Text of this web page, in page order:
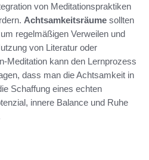
von Meditationspraktiken
Achtsamkeitsräume sollten
regelmäßigen Verweilen und
von Literatur oder
Meditation kann den Lernprozess
dass man die Achtsamkeit in
Schaffung eines echten
innere Balance und Ruhe